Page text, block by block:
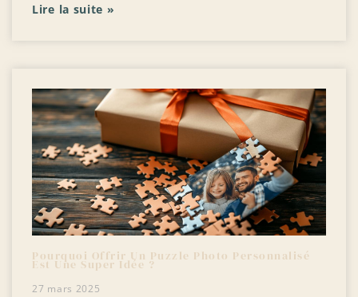
Lire la suite »
Pourquoi Offrir Un Puzzle Photo Personnalisé
Est Une Super Idée ?
27 mars 2025